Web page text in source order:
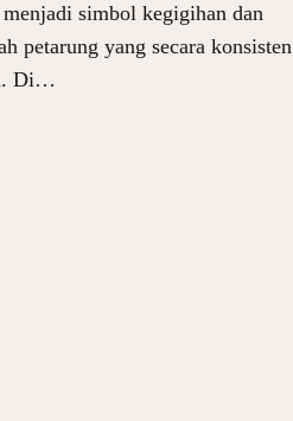
simbol kegigihan dan
petarung yang secara konsisten
Di…